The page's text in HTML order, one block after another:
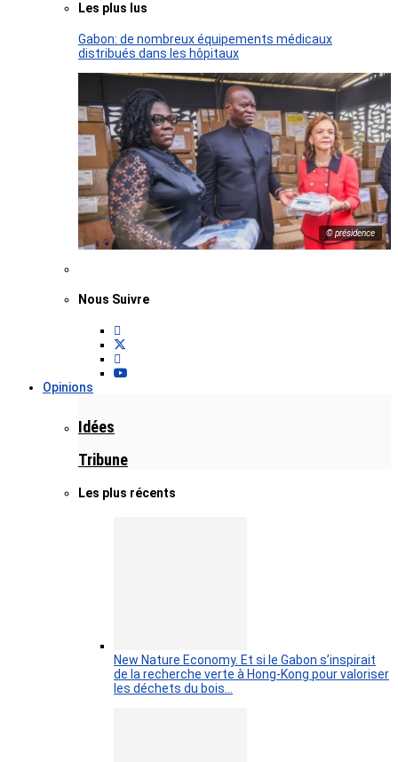
Les plus lus
Gabon: de nombreux équipements médicaux
distribués dans les hôpitaux
© présidence
Nous Suivre
Opinions
Idées
Tribune
Les plus récents
New Nature Economy. Et si le Gabon s’inspirait
de la recherche verte à Hong-Kong pour valoriser
les déchets du bois…